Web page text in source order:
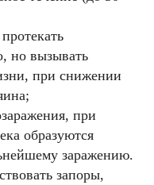
но вызывать
при снижении
при
образуются
заражению.
запоры,